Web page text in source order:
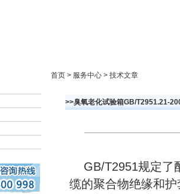
首页 > 服务中心 > 技术文章
>>臭氧老化试验箱GB/T2951.21-
GB/T2951规定了
缆的聚合物绝缘和